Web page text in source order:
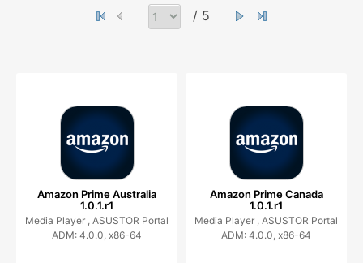
/ 5
Amazon Prime Australia
1.0.1.r1
Media Player , ASUSTOR Portal
ADM: 4.0.0, x86-64
Amazon Prime Canada
1.0.1.r1
Media Player , ASUSTOR Portal
ADM: 4.0.0, x86-64